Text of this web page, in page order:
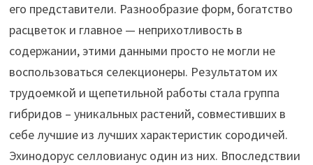
его представители. Разнообразие форм, богатство
расцветок и главное — неприхотливость в
содержании, этими данными просто не могли не
воспользоваться селекционеры. Результатом их
трудоемкой и щепетильной работы стала группа
гибридов – уникальных растений, совместивших в
себе лучшие из лучших характеристик сородичей.
Эхинодорус селловианус один из них. Впоследствии